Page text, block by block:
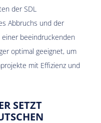
der SDL
Abbruchs und der
beeindruckenden
optimal geeignet, um
mit Effizienz und
SETZT
B